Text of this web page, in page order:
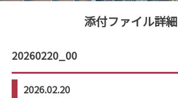
添付ファイル詳細
20260220_00
2026.02.20